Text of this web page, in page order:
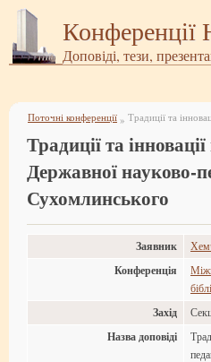
Доповіді, тези,
Поточні конференції »
Традиції та
Державної науково-
Сухомлинського
Заявник
Конференція
Захід
Назва доповіді